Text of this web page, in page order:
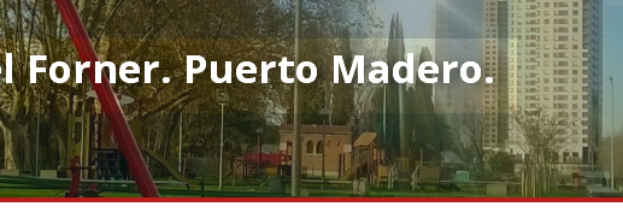
Forner. Puerto Madero.